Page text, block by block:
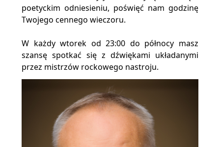
poetyckim odniesieniu, poświęć nam godzinę
Twojego cennego wieczoru.
W każdy wtorek od 23:00 do północy masz
szansę spotkać się z dźwiękami układanymi
przez mistrzów rockowego nastroju.